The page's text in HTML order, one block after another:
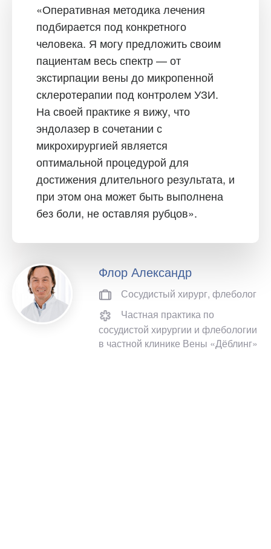
«Оперативная методика лечения
подбирается под конкретного
человека. Я могу предложить своим
пациентам весь спектр — от
экстирпации вены до микропенной
склеротерапии под контролем УЗИ.
На своей практике я вижу, что
эндолазер в сочетании с
микрохирургией является
оптимальной процедурой для
достижения длительного результата, и
при этом она может быть выполнена
без боли, не оставляя рубцов».
Флор Александр
Сосудистый хирург, флеболог
Частная практика по
сосудистой хирургии и флебологии
в частной клинике Вены «Дёблинг»